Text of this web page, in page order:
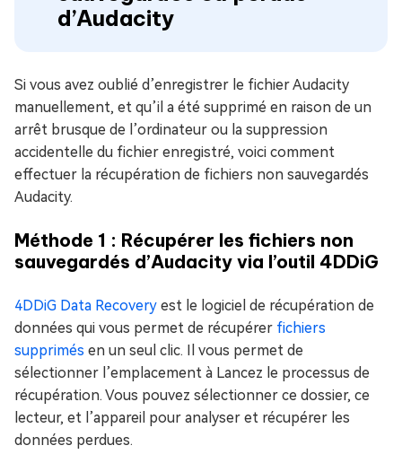
d’Audacity
Si vous avez oublié d’enregistrer le fichier Audacity
manuellement, et qu’il a été supprimé en raison de un
arrêt brusque de l’ordinateur ou la suppression
accidentelle du fichier enregistré, voici comment
effectuer la récupération de fichiers non sauvegardés
Audacity.
Méthode 1 : Récupérer les fichiers non
sauvegardés d’Audacity via l’outil 4DDiG
4DDiG Data Recovery est le logiciel de récupération de
données qui vous permet de récupérer fichiers
supprimés en un seul clic. Il vous permet de
sélectionner l’emplacement à Lancez le processus de
récupération. Vous pouvez sélectionner ce dossier, ce
lecteur, et l’appareil pour analyser et récupérer les
données perdues.